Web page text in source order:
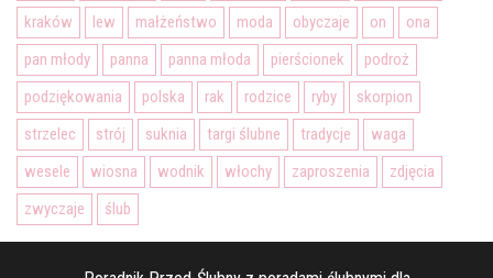
kraków
lew małżeństwo moda obyczaje on
ona
pan młody
panna panna młoda pierścionek
podroż
podziękowania
polska rak rodzice ryby
skorpion
strzelec
strój suknia targi ślubne tradycje
waga
wesele
wiosna wodnik włochy zaproszenia
zdjęcia
zwyczaje
ślub